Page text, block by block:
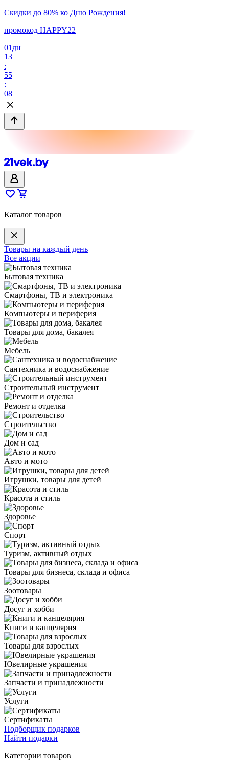
Скидки до 80% ко Дню Рождения!
промокод HAPPY22
01 дн
13
:
55
:
08
Каталог товаров
Товары на каждый день
Все акции
Бытовая техника
Смартфоны, ТВ и электроника
Компьютеры и периферия
Товары для дома, бакалея
Мебель
Сантехника и водоснабжение
Строительный инструмент
Ремонт и отделка
Строительство
Дом и сад
Авто и мото
Игрушки, товары для детей
Красота и стиль
Здоровье
Спорт
Туризм, активный отдых
Товары для бизнеса, склада и офиса
Зоотовары
Досуг и хобби
Книги и канцелярия
Товары для взрослых
Ювелирные украшения
Запчасти и принадлежности
Услуги
Сертификаты
Подборщик подарков
Найти подарки
Категории товаров